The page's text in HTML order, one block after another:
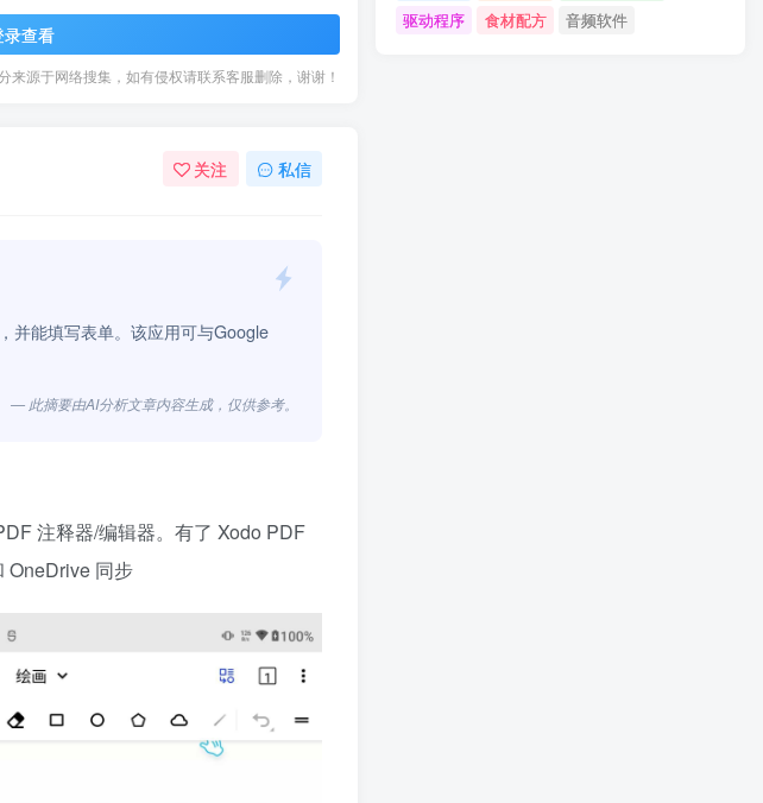
录查看
来源于网络搜集，如有侵权请联系客服删除，谢谢！
关注 私信
并能填写表单。该应用可与Google
— 此摘要由AI分析文章内容生成，仅供参考。
注释器/编辑器。有了 Xodo PDF
OneDrive 同步
驱动程序
食材配方 音频软件